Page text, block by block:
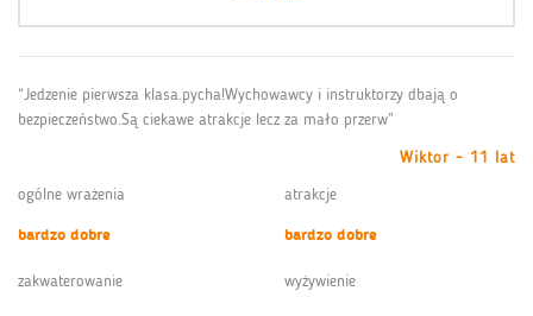
“Jedzenie pierwsza klasa.pycha!Wychowawcy i instruktorzy dbają o
bezpieczeństwo.Są ciekawe atrakcje lecz za mało przerw”
Wiktor - 11 lat
ogólne wrażenia
bardzo dobre
atrakcje
bardzo dobre
zakwaterowanie
wyżywienie